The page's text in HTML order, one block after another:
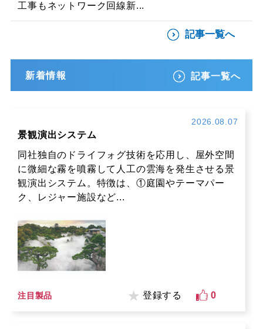
工事もネットワーク回線新...
記事一覧へ
新着情報 記事一覧へ
2026.08.07
景観演出システム
同社独自のドライフォグ技術を応用し、屋外空間
に微細な霧を噴霧して人工の雲海を発生させる景
観演出システム。特徴は、①庭園やテーマパー
ク、レジャー施設など...
注目製品 登録する 0